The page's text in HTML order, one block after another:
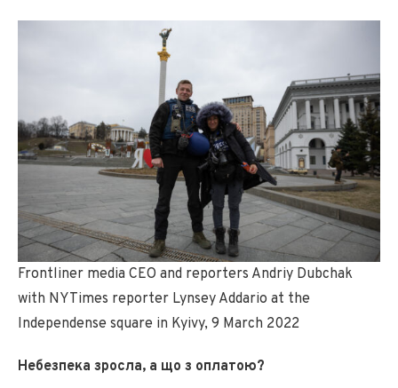
Frontliner media CEO and reporters Andriy Dubchak
with NYTimes reporter Lynsey Addario at the
Independense square in Kyivy, 9 March 2022
Небезпека зросла, а що з оплатою?